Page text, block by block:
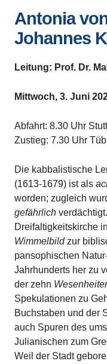
Antonia
Johannes
Leitung: Prof. Dr.
Mittwoch, 3. Juni
Abfahrt: 8.30 Uhr
Zustieg: 7.30 Uhr
Die kabbalistische
(1613-1679) ist als
worden; zugleich
gefährlich
Dreifaltigkeitskirche
Wimmelbildzur
pansophischen
Jahrhunderts her zu
der zehn
Spekulationen zu
Buchstaben und der
auch Spuren des
Julianischen zum
Weil der Stadt